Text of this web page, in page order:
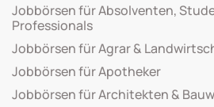
Jobbörsen für Absolventen,
Professionals
Jobbörsen für Agrar &
Jobbörsen für Apotheker
Jobbörsen für Architekten &